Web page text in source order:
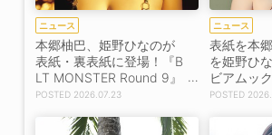
ニュース
本郷柚巴、姫野ひなのが
表紙・裏表紙に登場！『B
LT MONSTER Round 9』
7月30日発売！
2026.07.23
ニュース
表紙を本
を姫野ひ
ビアムッ
ER Round